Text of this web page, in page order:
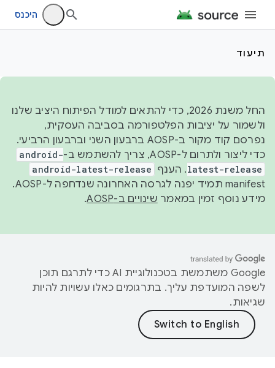
היכנס
תיעוד
החל משנת 2026, כדי להתאים למודל הפיתוח היציב שלנו
ולשמור על יציבות הפלטפורמה בסביבה העסקית,
נפרסם קוד מקור ב-AOSP ברבעון השני וברבעון הרביעי.
כדי ליצור ולתרום ל-AOSP, צריך להשתמש ב-
android-
latest-release. הענף android-latest-release
manifest תמיד יפנה לגרסה האחרונה שנדחפה ל-AOSP.
מידע נוסף זמין במאמר שינויים ב-AOSP .
‫Google משתמשת בטכנולוגיית AI כדי לתרגם תוכן
לשפה המועדפת עליך. בתרגומים כאלו עשויות להיות
שגיאות.